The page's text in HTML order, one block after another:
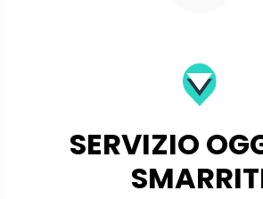
SERVIZIO